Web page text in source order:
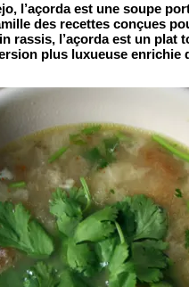
l’açorda est une soupe
des recettes conçues
rassis, l’açorda est un plat
plus luxueuse enrichie